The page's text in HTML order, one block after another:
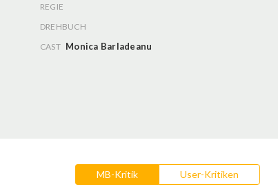
REGIE
DREHBUCH
CAST Monica Barladeanu
MB-Kritik User-Kritiken